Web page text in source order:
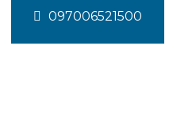
097006521500